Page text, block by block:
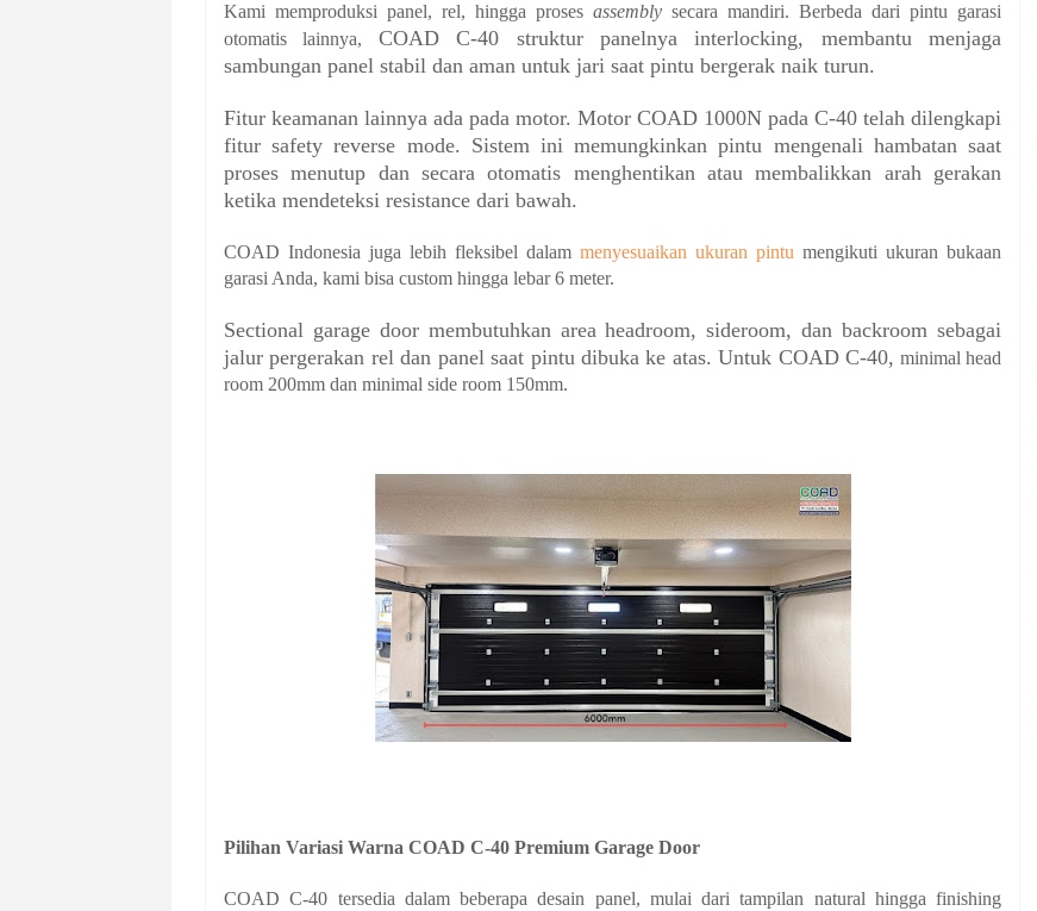
Kami memproduksi panel, rel, hingga proses assembly secara mandiri. Berbeda dari pintu garasi
otomatis lainnya, COAD C-40 struktur panelnya interlocking, membantu menjaga
sambungan panel stabil dan aman untuk jari saat pintu bergerak naik turun.
Fitur keamanan lainnya ada pada motor. Motor COAD 1000N pada C-40 telah dilengkapi
fitur safety reverse mode. Sistem ini memungkinkan pintu mengenali hambatan saat
proses menutup dan secara otomatis menghentikan atau membalikkan arah gerakan
ketika mendeteksi resistance dari bawah.
COAD Indonesia juga lebih fleksibel dalam menyesuaikan ukuran pintu mengikuti ukuran bukaan
garasi Anda, kami bisa custom hingga lebar 6 meter.
Sectional garage door membutuhkan area headroom, sideroom, dan backroom sebagai
jalur pergerakan rel dan panel saat pintu dibuka ke atas. Untuk COAD C-40, minimal head
room 200mm dan minimal side room 150mm.
Pilihan Variasi Warna COAD C-40 Premium Garage Door
COAD C-40 tersedia dalam beberapa desain panel, mulai dari tampilan natural hingga finishing